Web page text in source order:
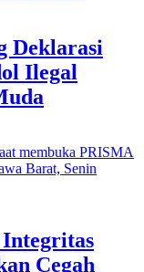
Deklarasi
Ilegal
Cegah